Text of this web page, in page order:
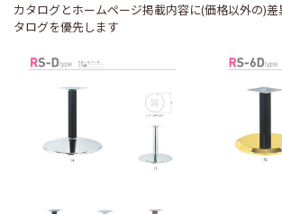
カタログとホームページ掲載内容に(価格以外の)
タログを優先します